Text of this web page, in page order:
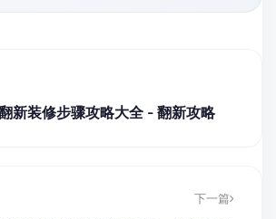
新装修步骤攻略大全 - 翻新攻略
下一篇